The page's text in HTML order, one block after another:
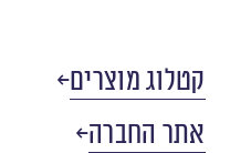
קטלוג מוצרים
אתר החברה